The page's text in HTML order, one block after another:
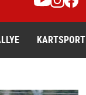
KARTSPORT